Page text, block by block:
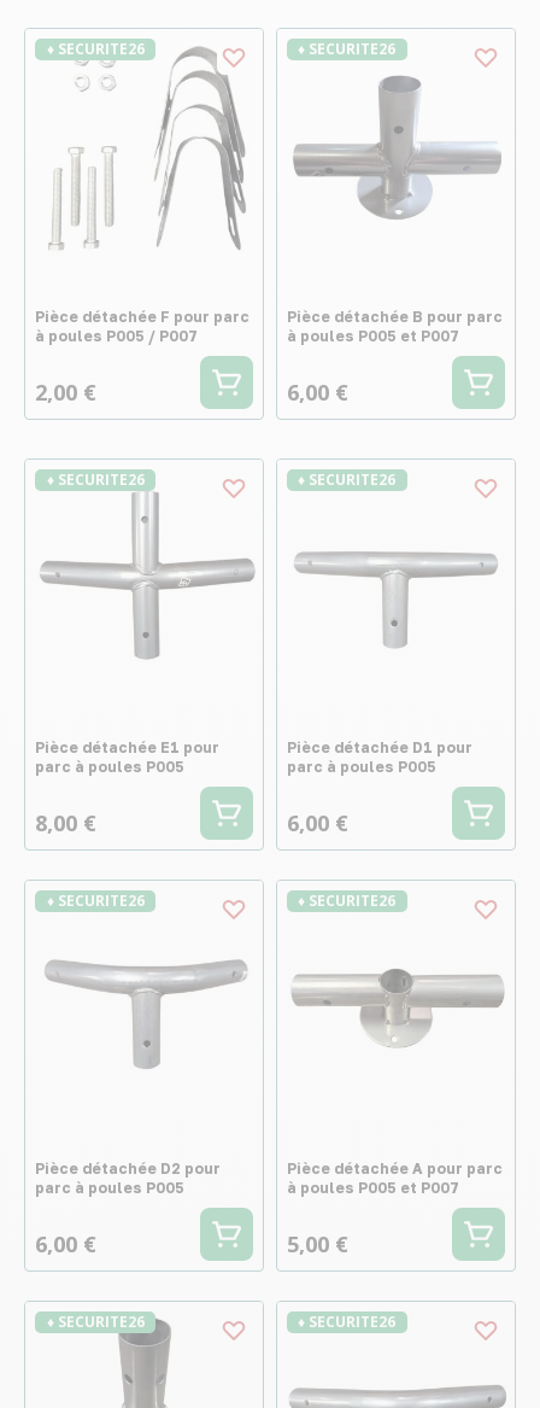
♦ SECURITE26
Pièce détachée F pour parc
à poules P005 / P007
2,00 €
♦ SECURITE26
Pièce détachée B pour parc
à poules P005 et P007
6,00 €
♦ SECURITE26
Pièce détachée E1 pour
parc à poules P005
8,00 €
♦ SECURITE26
Pièce détachée D1 pour
parc à poules P005
6,00 €
♦ SECURITE26
Pièce détachée D2 pour
parc à poules P005
6,00 €
♦ SECURITE26
Pièce détachée A pour parc
à poules P005 et P007
5,00 €
♦ SECURITE26 ♦ SECURITE26